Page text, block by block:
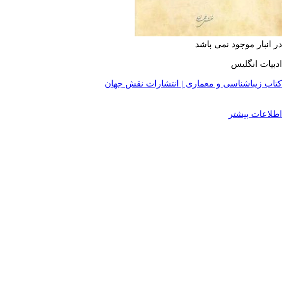
در انبار موجود نمی باشد
ادبیات انگلیس
کتاب زیباشناسی و معماری | انتشارات نقش جهان
اطلاعات بیشتر